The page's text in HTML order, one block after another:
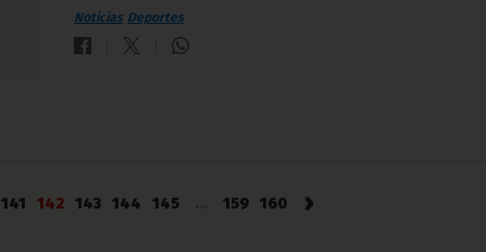
Noticias Deportes
141 142 143 144 145 159 160 ›